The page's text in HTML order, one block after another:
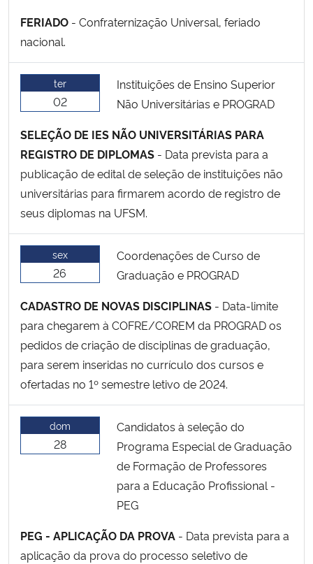
Secretaria-Geral
Secretaria de Governo
Advocacia-Geral da União
Banco Central do Brasil
FERIADO - Confraternização Universal, feriado
nacional.
ter
02
Instituições de Ensino Superior
Não Universitárias e PROGRAD
SELEÇÃO DE IES NÃO UNIVERSITÁRIAS PARA
REGISTRO DE DIPLOMAS - Data prevista para a
publicação de edital de seleção de instituições não
universitárias para firmarem acordo de registro de
seus diplomas na UFSM.
sex
26
Coordenações de Curso de
Graduação e PROGRAD
CADASTRO DE NOVAS DISCIPLINAS - Data-limite
para chegarem à COFRE/COREM da PROGRAD os
pedidos de criação de disciplinas de graduação,
para serem inseridas no currículo dos cursos e
ofertadas no 1º semestre letivo de 2024.
dom
28
Candidatos à seleção do
Programa Especial de Graduação
de Formação de Professores
para a Educação Profissional -
PEG
PEG - APLICAÇÃO DA PROVA - Data prevista para a
aplicação da prova do processo seletivo de